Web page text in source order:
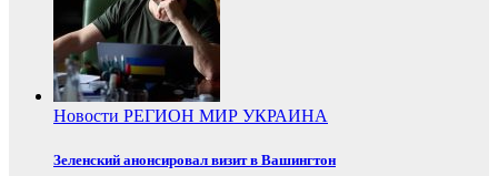
Новости РЕГИОН МИР УКРАИНА
Зеленский анонсировал визит в Вашингтон